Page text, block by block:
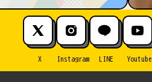
X Instagram LINE Youtube